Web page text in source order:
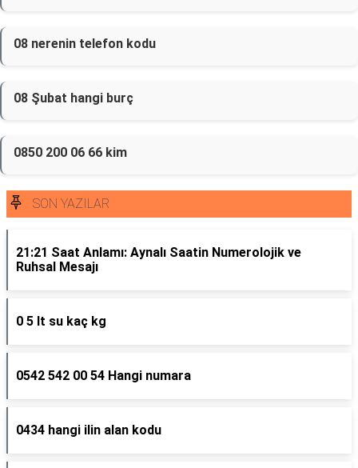
08 nerenin telefon kodu
08 Şubat hangi burç
0850 200 06 66 kim
SON YAZILAR
21:21 Saat Anlamı: Aynalı Saatin Numerolojik ve
Ruhsal Mesajı
0 5 lt su kaç kg
0542 542 00 54 Hangi numara
0434 hangi ilin alan kodu